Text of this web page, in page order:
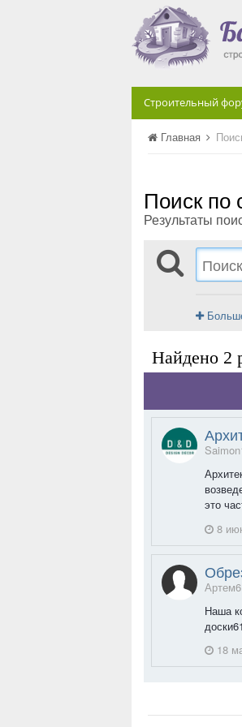
Строительный
Главная
Поиск по
Результаты
Найдено 2
это
8
Наша
18